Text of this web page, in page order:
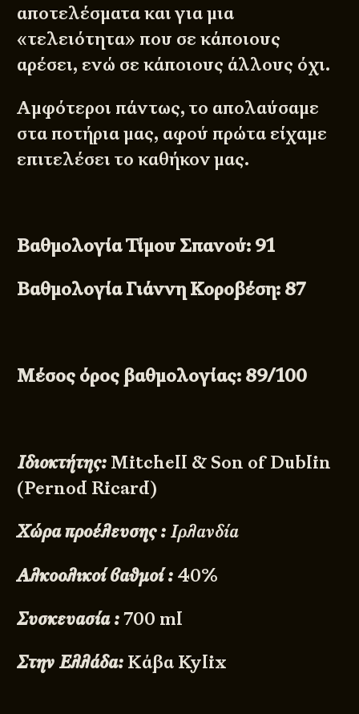
αποτελέσματα και για μια
«τελειότητα» που σε κάποιους
αρέσει, ενώ σε κάποιους άλλους όχι.
Αμφότεροι πάντως, το απολαύσαμε
στα ποτήρια μας, αφού πρώτα είχαμε
επιτελέσει το καθήκον μας.
Βαθμολογία Τίμου Σπανού: 91
Βαθμολογία Γιάννη Κοροβέση: 87
Μέσος όρος βαθμολογίας: 89/100
Ιδιοκτήτης: Mitchell & Son of Dublin
(Pernod Ricard)
Χώρα προέλευσης : Ιρλανδία
Αλκοολικοί βαθμοί : 40%
Συσκευασία :700 ml
Στην Ελλάδα: Κάβα Kylix